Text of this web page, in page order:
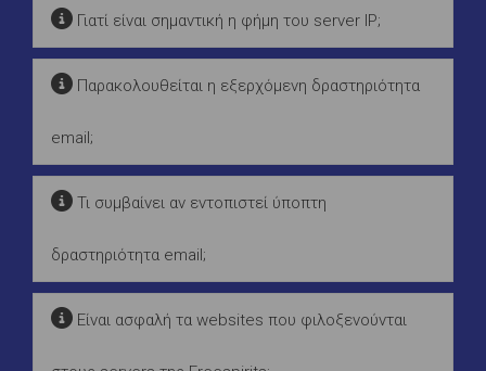
Γιατί είναι σημαντική η φήμη του server IP;
Παρακολουθείται η εξερχόμενη δραστηριότητα
email;
Τι συμβαίνει αν εντοπιστεί ύποπτη
δραστηριότητα email;
Είναι ασφαλή τα websites που φιλοξενούνται